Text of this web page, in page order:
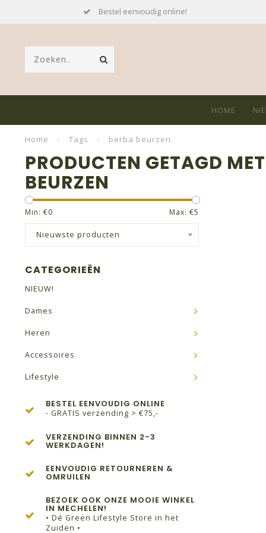
Bestel eenvoudig online!
HOME
Home / Tags / berba beurzen
PRODUCTEN GETAGD
BEURZEN
Min: €0 Max: €5
Nieuwste producten
CATEGORIEËN
NIEUW!
Dames
Heren
Accessoires
Lifestyle
BESTEL EENVOUDIG ONLINE
- GRATIS verzending > €75,-
VERZENDING BINNEN 2-3
WERKDAGEN!
EENVOUDIG RETOURNEREN &
OMRUILEN
BEZOEK OOK ONZE MOOIE WINKEL
IN MECHELEN!
• Dé Green Lifestyle Store in het
Zuiden •